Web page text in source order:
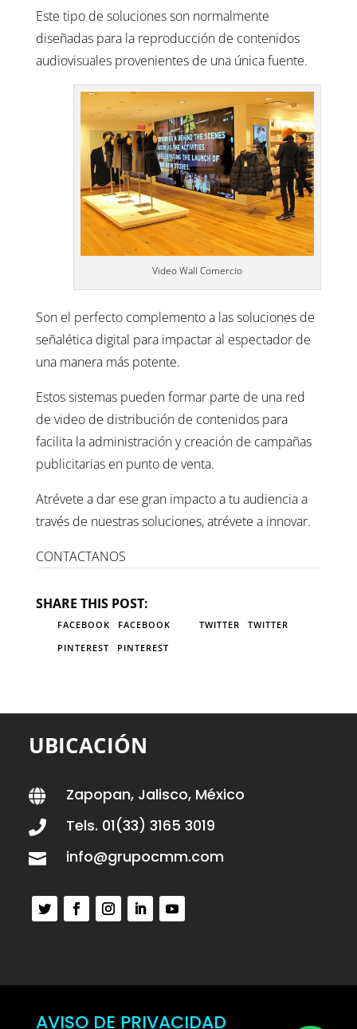
Este tipo de soluciones son normalmente
diseñadas para la reproducción de contenidos
audiovisuales provenientes de una única fuente.
Video Wall Comercio
Son el perfecto complemento a las soluciones de
señalética digital para impactar al espectador de
una manera más potente.
Estos sistemas pueden formar parte de una red
de video de distribución de contenidos para
facilita la administración y creación de campañas
publicitarias en punto de venta.
Atrévete a dar ese gran impacto a tu audiencia a
través de nuestras soluciones, atrévete a innovar.
CONTACTANOS
SHARE THIS POST:
FACEBOOK FACEBOOK TWITTER
TWITTER
PINTEREST
PINTEREST
UBICACIÓN
 Zapopan, Jalisco, México
 Tels. 01(33) 3165 3019
 info@grupocmm.com
AVISO DE PRIVACIDAD